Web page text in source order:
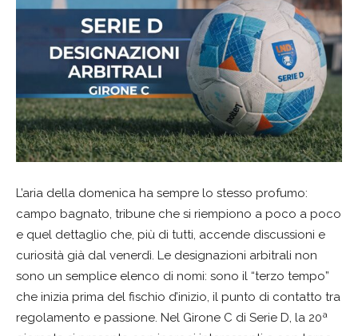
L’aria della domenica ha sempre lo stesso profumo:
campo bagnato, tribune che si riempiono a poco a poco
e quel dettaglio che, più di tutti, accende discussioni e
curiosità già dal venerdì. Le designazioni arbitrali non
sono un semplice elenco di nomi: sono il “terzo tempo”
che inizia prima del fischio d’inizio, il punto di contatto tra
regolamento e passione. Nel Girone C di Serie D, la 20ª